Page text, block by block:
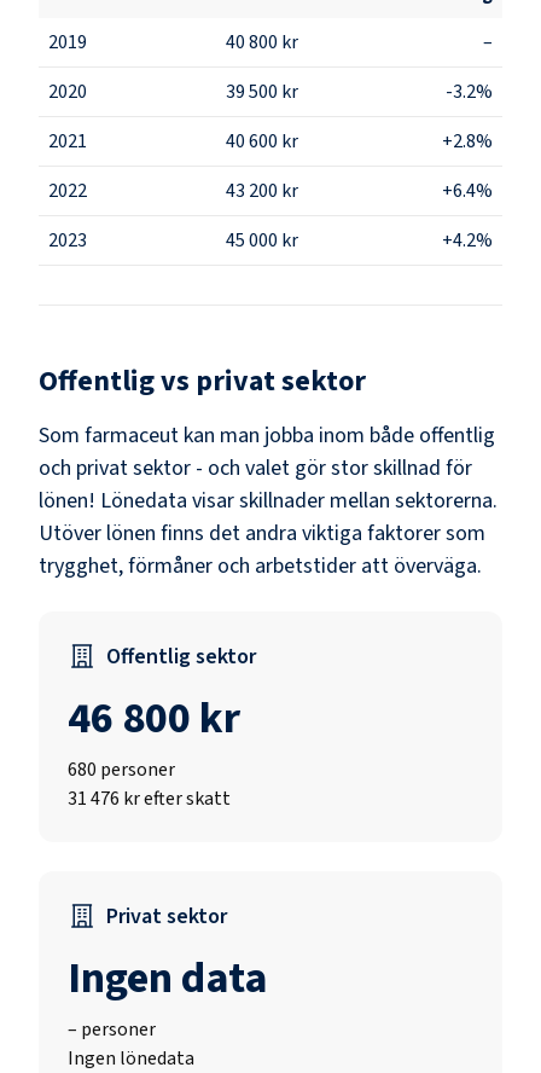
2019
40 800 kr
–
2020
39 500 kr
-3.2%
2021
40 600 kr
+2.8%
2022
43 200 kr
+6.4%
2023
45 000 kr +4.2%
Offentlig vs privat sektor
Som farmaceut kan man jobba inom både offentlig
och privat sektor - och valet gör stor skillnad för
lönen! Lönedata visar skillnader mellan sektorerna.
Utöver lönen finns det andra viktiga faktorer som
trygghet, förmåner och arbetstider att överväga.
Offentlig sektor
46 800 kr
680 personer
31 476 kr efter skatt
Privat sektor
Ingen data
– personer
Ingen lönedata